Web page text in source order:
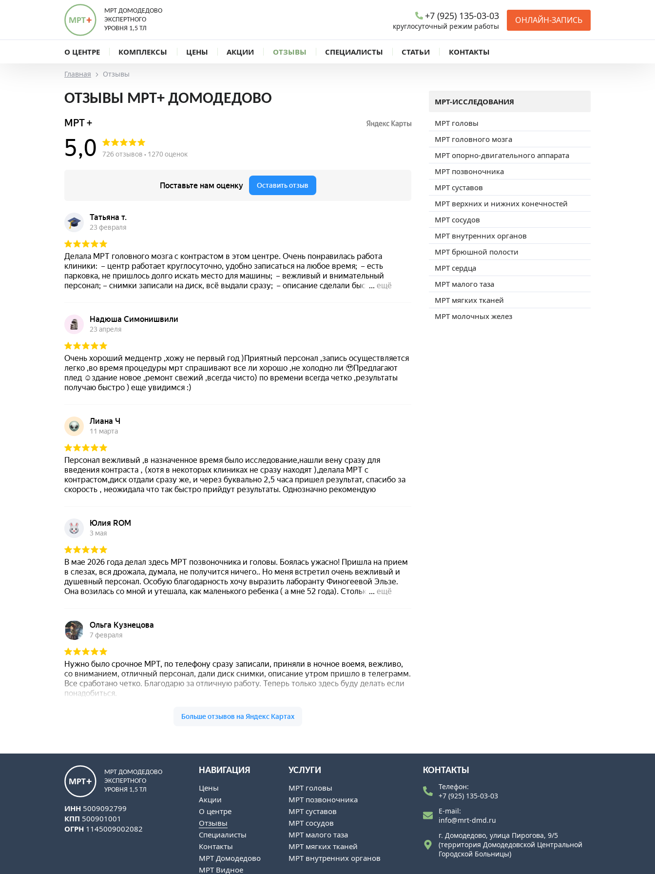
МРТ ДОМОДЕДОВО
ЭКСПЕРТНОГО
УРОВНЯ 1,5 ТЛ
+7 (925) 135-03-03
круглосуточный режим работы
ОНЛАЙН-ЗАПИСЬ
О ЦЕНТРЕ КОМПЛЕКСЫ ЦЕНЫ АКЦИИ ОТЗЫВЫ СПЕЦИАЛИСТЫ СТАТЬИ КОНТАКТЫ
Главная Отзывы
ОТЗЫВЫ МРТ+ ДОМОДЕДОВО МРТ-ИССЛЕДОВАНИЯ
МРТ головы
МРТ головного мозга
МРТ опорно-двигательного аппарата
МРТ позвоночника
МРТ суставов
МРТ верхних и нижних конечностей
МРТ сосудов
МРТ внутренних органов
МРТ брюшной полости
МРТ сердца
МРТ малого таза
МРТ мягких тканей
МРТ молочных желез
МРТ ДОМОДЕДОВО
ЭКСПЕРТНОГО
УРОВНЯ 1,5 ТЛ
ИНН 5009092799
КПП 500901001
ОГРН 1145009002082
НАВИГАЦИЯ
Цены
Акции
О центре
Отзывы
Специалисты
Контакты
МРТ Домодедово
МРТ Видное
УСЛУГИ
МРТ головы
МРТ позвоночника
МРТ суставов
МРТ сосудов
МРТ малого таза
МРТ мягких тканей
МРТ внутренних органов
КОНТАКТЫ
Телефон:
+7 (925) 135-03-03
E-mail:
info@mrt-dmd.ru
г. Домодедово, улица Пирогова, 9/5
(территория Домодедовской Центральной
Городской Больницы)